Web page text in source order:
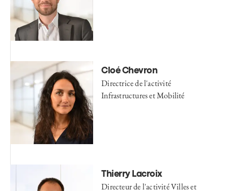
Cloé Chevron
Directrice de l'activité
Infrastructures et Mobilité
Thierry Lacroix
Directeur de l'activité Villes et